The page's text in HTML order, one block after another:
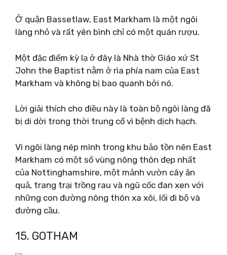
Ở quận Bassetlaw, East Markham là một ngôi
làng nhỏ và rất yên bình chỉ có một quán rượu.
Một đặc điểm kỳ lạ ở đây là Nhà thờ Giáo xứ St
John the Baptist nằm ở rìa phía nam của East
Markham và không bị bao quanh bởi nó.
Lời giải thích cho điều này là toàn bộ ngôi làng đã
bị di dời trong thời trung cổ vì bệnh dịch hạch.
Vì ngôi làng nép mình trong khu bảo tồn nên East
Markham có một số vùng nông thôn đẹp nhất
của Nottinghamshire, một mảnh vườn cây ăn
quả, trang trại trồng rau và ngũ cốc đan xen với
những con đường nông thôn xa xôi, lối đi bộ và
đường cầu.
15. GOTHAM